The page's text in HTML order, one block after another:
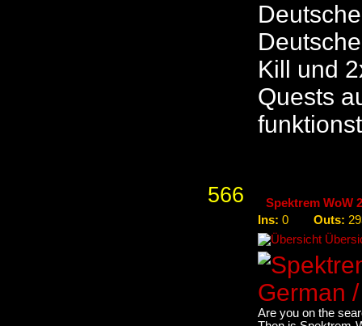
Kill und
Quests
566
Spektrem WoW
Ins: 0 Outs:
Are you on the